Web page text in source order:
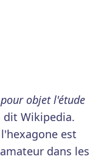
objet l'étude
dit Wikipedia.
est
dans les